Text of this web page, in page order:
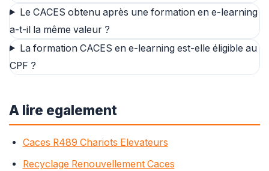
Le CACES obtenu après une formation en e-learning
a-t-il la même valeur ?
La formation CACES en e-learning est-elle éligible au
CPF ?
A lire egalement
Caces R489 Chariots Elevateurs
Recyclage Renouvellement Caces